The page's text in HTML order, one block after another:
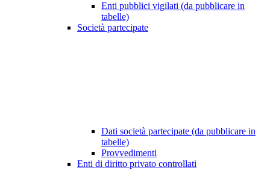
Enti pubblici vigilati (da pubblicare in
tabelle)
Società partecipate
Dati società partecipate (da pubblicare in
tabelle)
Provvedimenti
Enti di diritto privato controllati